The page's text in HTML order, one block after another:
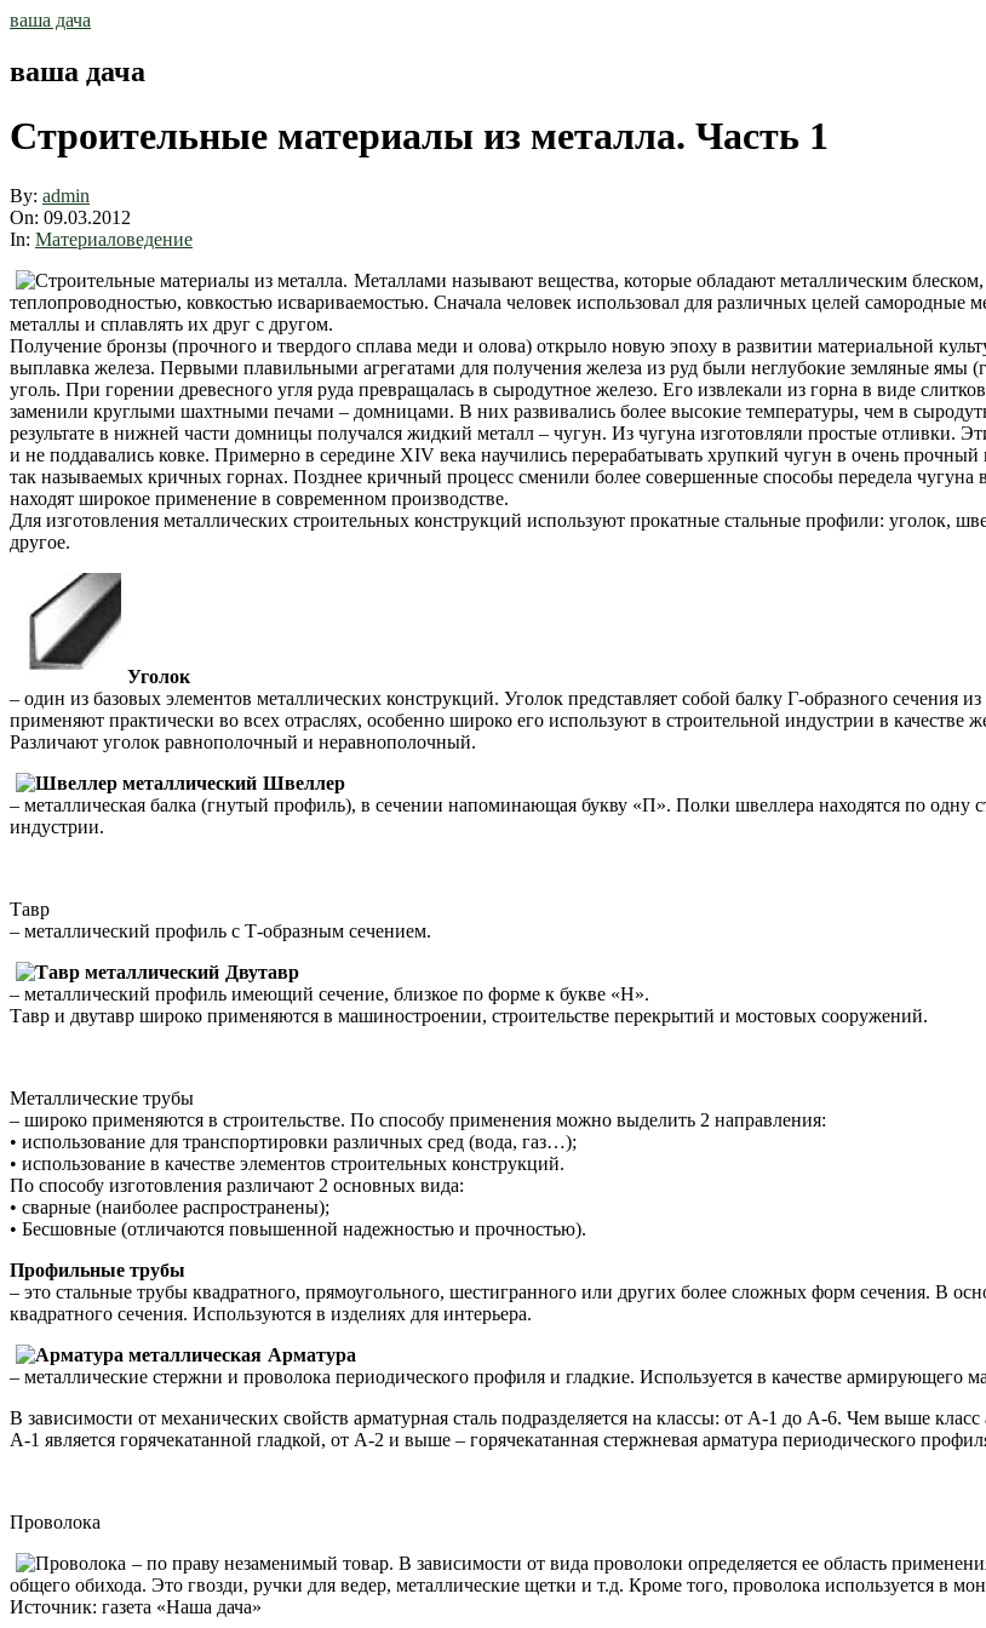
Skip
ваша дача
ваша дача
Строительные материалы из металла. Часть 1
By: admin
On: 09.03.2012
In: Материаловедение
Металлами называют вещества, которые обладают металлическим
теплопроводностью, ковкостью исвариваемостью. Сначала человек использовал для различных целей самородные
металлы и сплавлять их друг с другом.
Получение бронзы (прочного и твердого сплава меди и олова) открыло новую эпоху в развитии материальной
выплавка железа. Первыми плавильными агрегатами для получения железа из руд были неглубокие земляные ямы
уголь. При горении древесного угля руда превращалась в сыродутное железо. Его извлекали из горна в виде
заменили круглыми шахтными печами – домницами. В них развивались более высокие температуры, чем в
результате в нижней части домницы получался жидкий металл – чугун. Из чугуна изготовляли простые отливки.
и не поддавались ковке. Примерно в середине XIV века научились перерабатывать хрупкий чугун в очень
так называемых кричных горнах. Позднее кричный процесс сменили более совершенные способы передела чугуна
находят широкое применение в современном производстве.
Для изготовления металлических строительных конструкций используют прокатные стальные профили: уголок,
другое.
Уголок
– один из базовых элементов металлических конструкций. Уголок представляет собой балку Г-образного сечения
применяют практически во всех отраслях, особенно широко его используют в строительной индустрии в качестве
Различают уголок равнополочный и неравнополочный.
Швеллер
– металлическая балка (гнутый профиль), в сечении напоминающая букву «П». Полки швеллера находятся по одну
индустрии.
Тавр
– металлический профиль с Т-образным сечением.
Двутавр
– металлический профиль имеющий сечение, близкое по форме к букве «Н».
Тавр и двутавр широко применяются в машиностроении, строительстве перекрытий и мостовых сооружений.
Металлические трубы
– широко применяются в строительстве. По способу применения можно выделить 2 направления:
• использование для транспортировки различных сред (вода, газ…);
• использование в качестве элементов строительных конструкций.
По способу изготовления различают 2 основных вида:
• сварные (наиболее распространены);
• Бесшовные (отличаются повышенной надежностью и прочностью).
Профильные трубы
– это стальные трубы квадратного, прямоугольного, шестигранного или других более сложных форм сечения. В
квадратного сечения. Используются в изделиях для интерьера.
Арматура
– металлические стержни и проволока периодического профиля и гладкие. Используется в качестве армирующего
В зависимости от механических свойств арматурная сталь подразделяется на классы: от А-1 до А-6. Чем выше
A-1 является горячекатанной гладкой, от А-2 и выше – горячекатанная стержневая арматура периодического
Проволока
– по праву незаменимый товар. В зависимости от вида проволоки определяется ее область
общего обихода. Это гвозди, ручки для ведер, металлические щетки и т.д. Кроме того, проволока используется в
Источник: газета «Наша дача»